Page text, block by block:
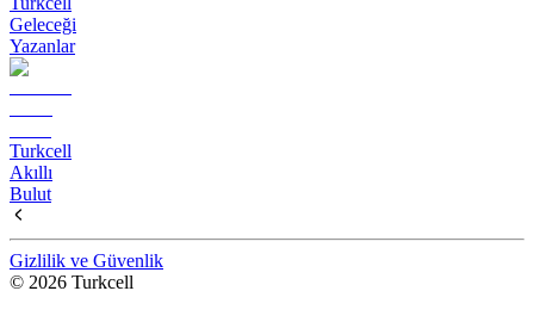
Geleceği
Yazanlar
Turkcell
Akıllı
Bulut
Gizlilik ve Güvenlik
© 2026 Turkcell